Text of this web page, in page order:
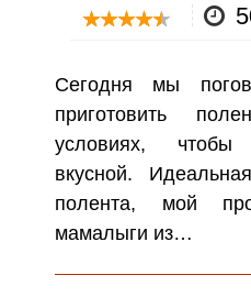
Сегодня мы
приготовить
условиях,
вкусной.
полента, мой
мамалыги из…